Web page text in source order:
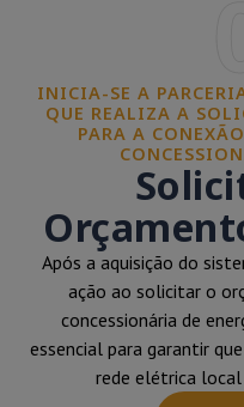
INICIA-SE A
QUE REALIZA A
PARA A
Após a aquisição do
ação ao solicitar o
concessionária de
essencial para garantir
rede elétrica